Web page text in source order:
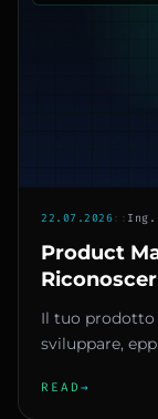
22.07.2026:: Ing.
Product
Metodo
Il tuo prodotto
sviluppare,
READ →